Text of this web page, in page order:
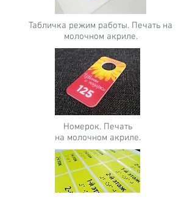
Табличка режим работы. Печать на
молочном акриле.
Номерок. Печать
на молочном акриле.